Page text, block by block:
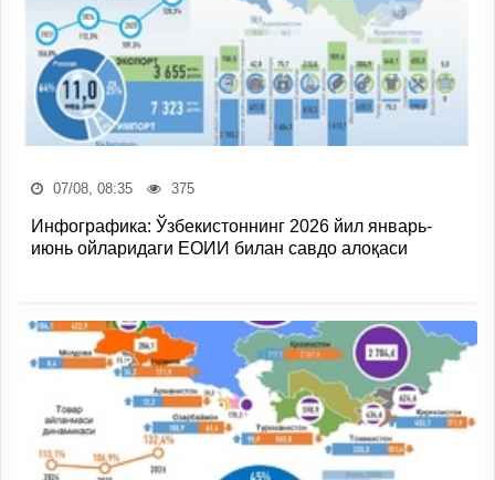
07/08, 08:35 375
Инфографика: Ўзбекистоннинг 2026 йил январь-
июнь ойларидаги ЕОИИ билан савдо алоқаси